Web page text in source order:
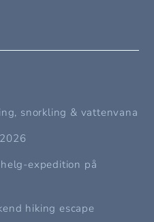
snorkling & vattenvana
expedition på
hiking escape